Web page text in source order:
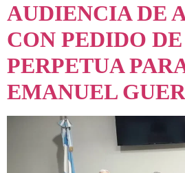
AUDIENCIA DE
CON PEDIDO
PERPETUA
EMANUEL